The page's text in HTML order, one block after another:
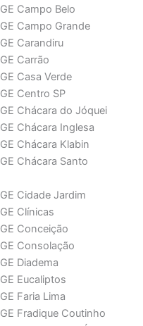
Campo Belo
Campo Grande
Carandiru
Carrão
Casa Verde
Centro SP
Chácara do Jóquei
Chácara Inglesa
Chácara Klabin
Chácara Santo
Cidade Jardim
Clínicas
Conceição
Consolação
Diadema
Eucaliptos
Faria Lima
Fradique Coutinho